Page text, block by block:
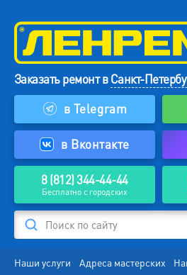
Заказать ремонт вСанкт-
в Telegram
в Вконтакте
8 (812) 344-44-44
Бесплатно с городских
Поиск по сайту
Наши услуги Адреса мастерских